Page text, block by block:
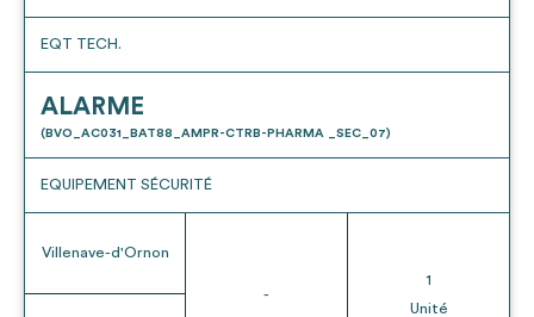
EQT TECH.
ALARME
(BVO_AC031_BAT88_AMPR-CTRB-PHARMA _SEC_07)
EQUIPEMENT SÉCURITÉ
Villenave-d'Ornon
-
1
Unité